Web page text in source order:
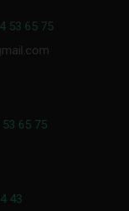
53 65 75
53 65 75
43